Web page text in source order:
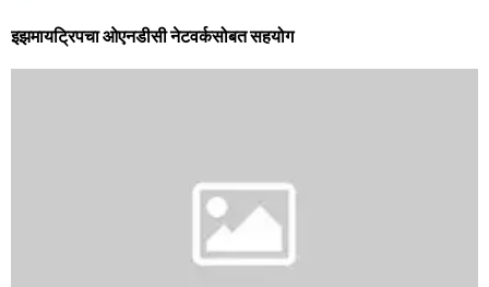
इझमायट्रिपचा ओएनडीसी नेटवर्कसोबत सहयोग